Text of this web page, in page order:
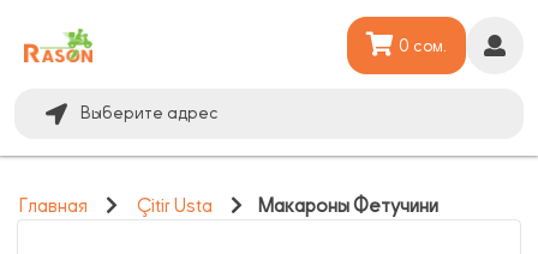
Выберите адрес
0 сом.
Главная Çitir Usta Макароны Фетучини